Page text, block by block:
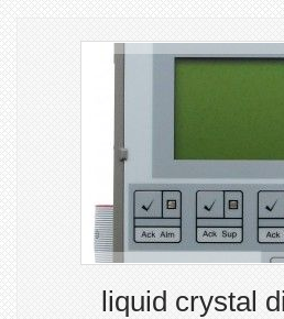
liquid crystal